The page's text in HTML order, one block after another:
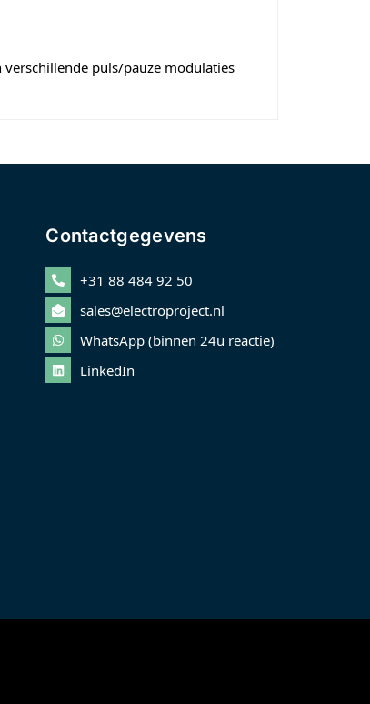
puls/pauze modulaties
Contactgegevens
+31 88 484 92 50
sales@electroproject.nl
WhatsApp (binnen 24u reactie)
LinkedIn